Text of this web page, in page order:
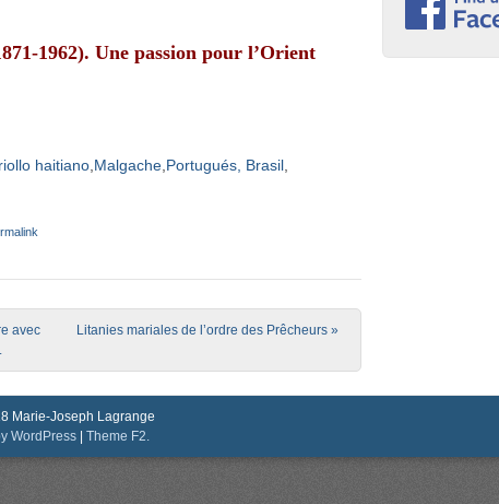
1962). Une passion pour l’Orient
haitiano Malgache Portugués, Brasil
avec
Litanies mariales de l’ordre des Prêcheurs »
Marie-Joseph Lagrange
WordPress | Theme F2.